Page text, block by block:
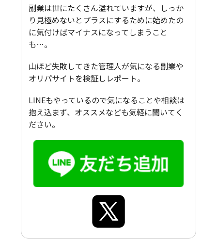
副業は世にたくさん溢れていますが、しっか
り見極めないとプラスにするために始めたの
に気付けばマイナスになってしまうこと
も…。
山ほど失敗してきた管理人が気になる副業や
オリパサイトを検証しレポート。
LINEもやっているので気になることや相談は
抱え込まず、オススメなども気軽に聞いてく
ださい。